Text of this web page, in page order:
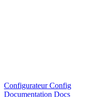
Configurateur Config
Documentation Docs